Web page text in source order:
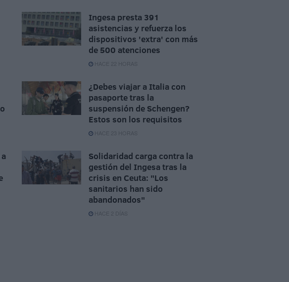
Ingesa presta 391
asistencias y refuerza los
dispositivos 'extra' con más
de 500 atenciones
HACE 22 HORAS
¿Debes viajar a Italia con
pasaporte tras la
suspensión de Schengen?
Estos son los requisitos
HACE 23 HORAS
Solidaridad carga contra la
gestión del Ingesa tras la
crisis en Ceuta: "Los
sanitarios han sido
abandonados"
HACE 2 DÍAS